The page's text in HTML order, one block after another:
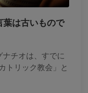
葉は古いもので
チオは、すでに
トリック教会」と